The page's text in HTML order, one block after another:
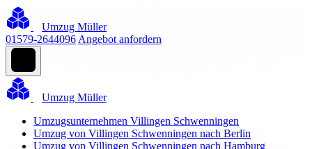
Umzug Müller
01579-2644096 Angebot anfordern
Umzug Müller
Umzugsunternehmen Villingen Schwenningen
Umzug von Villingen Schwenningen nach Berlin
Umzug von Villingen Schwenningen nach Hamburg